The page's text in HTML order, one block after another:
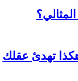
تهدئ عقلك